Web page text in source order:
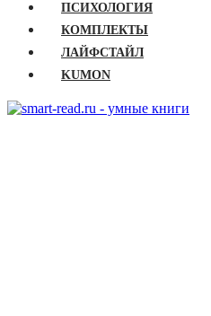
ПСИХОЛОГИЯ
КОМПЛЕКТЫ
ЛАЙФСТАЙЛ
KUMON